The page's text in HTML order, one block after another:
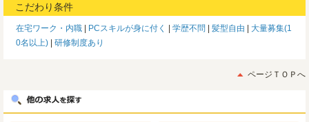
こだわり条件
在宅ワーク・内職 PCスキルが身に付く 学歴不問 髪型自由
大量募集(1
0名以上)
研修制度あり
ページＴＯＰへ